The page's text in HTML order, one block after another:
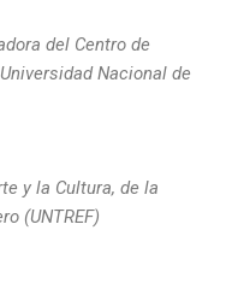
del Centro de
Nacional de
y la Cultura, de la
(UNTREF)